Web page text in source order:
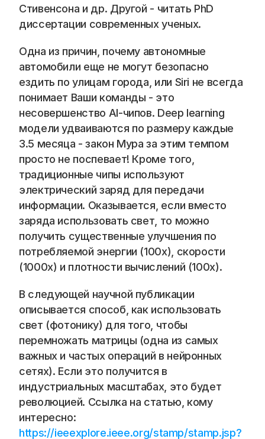
Docs
About
COMMUNITY
Join
Events
Experts
📞 Спросить менеджера
Стивенсона и др. Другой - читать PhD
диссертации современных ученых.
Одна из причин, почему автономные
автомобили еще не могут безопасно
ездить по улицам города, или Siri не всегда
понимает Ваши команды - это
несовершенство AI-чипов. Deep learning
модели удваиваются по размеру каждые
3.5 месяца - закон Мура за этим темпом
просто не поспевает! Кроме того,
традиционные чипы используют
электрический заряд для передачи
информации. Оказывается, если вместо
заряда использовать свет, то можно
получить существенные улучшения по
потребляемой энергии (100x), скорости
(1000x) и плотности вычислений (100x).
В следующей научной публикации
описывается способ, как использовать
свет (фотонику) для того, чтобы
перемножать матрицы (одна из самых
важных и частых операций в нейронных
сетях). Если это получится в
индустриальных масштабах, это будет
революцией. Ссылка на статью, кому
https://ieeexplore.ieee.org/stamp/stamp.jsp?